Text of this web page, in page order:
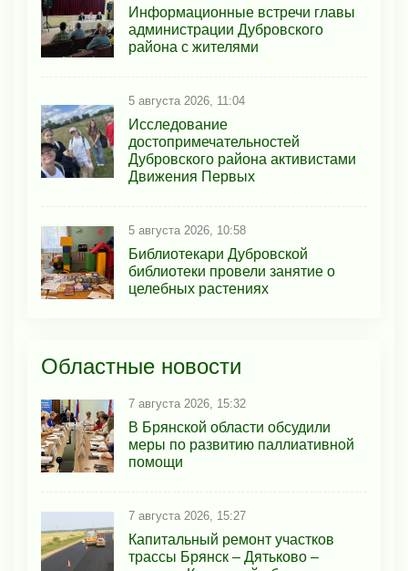
Информационные встречи главы
администрации Дубровского
района с жителями
5 августа 2026, 11:04
Исследование
достопримечательностей
Дубровского района активистами
Движения Первых
5 августа 2026, 10:58
Библиотекари Дубровской
библиотеки провели занятие о
целебных растениях
Областные новости
7 августа 2026, 15:32
В Брянской области обсудили
меры по развитию паллиативной
помощи
7 августа 2026, 15:27
Капитальный ремонт участков
трассы Брянск – Дятьково –